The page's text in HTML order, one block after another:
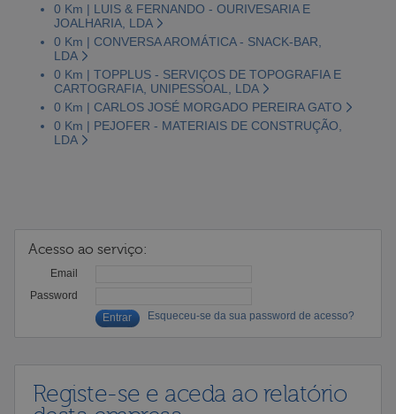
0 Km | LUIS & FERNANDO - OURIVESARIA E
JOALHARIA, LDA
0 Km | CONVERSA AROMÁTICA - SNACK-BAR,
LDA
0 Km | TOPPLUS - SERVIÇOS DE TOPOGRAFIA E
CARTOGRAFIA, UNIPESSOAL, LDA
0 Km | CARLOS JOSÉ MORGADO PEREIRA GATO
0 Km | PEJOFER - MATERIAIS DE CONSTRUÇÃO,
LDA
Acesso ao serviço:
Email
Password
Esqueceu-se da sua password de acesso?
Registe-se e aceda ao relatório